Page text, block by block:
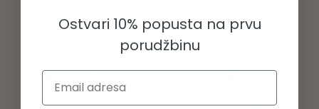
Ostvari 10% popusta na prvu
porudžbinu
Email